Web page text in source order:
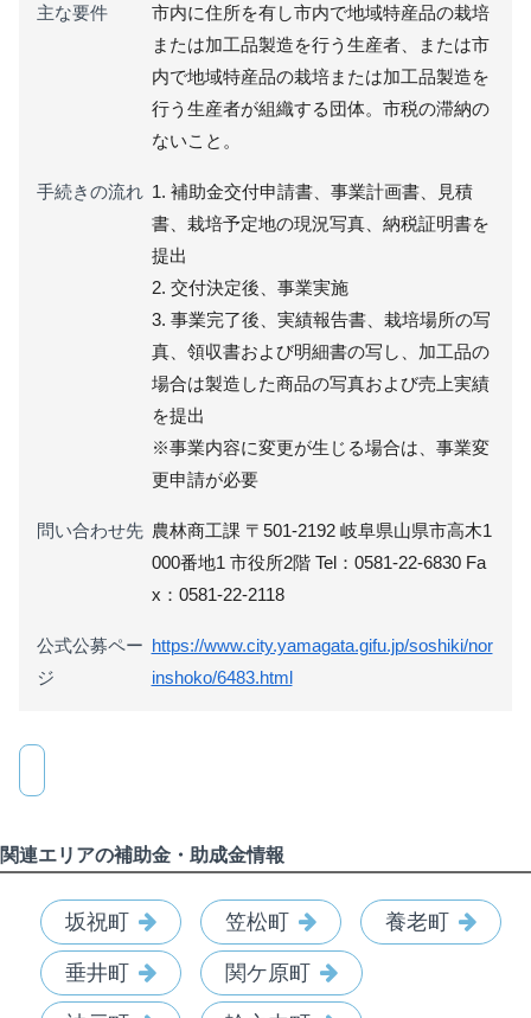
主な要件
市内に住所を有し市内で地域特産品の栽培
または加工品製造を行う生産者、または市
内で地域特産品の栽培または加工品製造を
行う生産者が組織する団体。市税の滞納の
ないこと。
手続きの流れ 1. 補助金交付申請書、事業計画書、見積
書、栽培予定地の現況写真、納税証明書を
提出
2. 交付決定後、事業実施
3. 事業完了後、実績報告書、栽培場所の写
真、領収書および明細書の写し、加工品の
場合は製造した商品の写真および売上実績
を提出
※事業内容に変更が生じる場合は、事業変
更申請が必要
問い合わせ先 農林商工課 〒501-2192 岐阜県山県市高木1
000番地1 市役所2階 Tel：0581-22-6830 Fa
x：0581-22-2118
公式公募ペー
ジ
https://www.city.yamagata.gifu.jp/soshiki/nor
inshoko/6483.html
関連エリアの補助金・助成金情報
坂祝町 笠松町 養老町
垂井町 関ケ原町